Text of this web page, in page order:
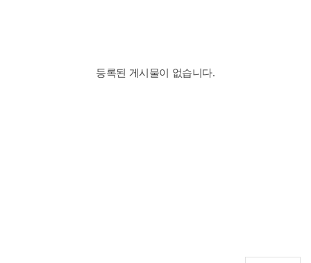
등록된 게시물이 없습니다.